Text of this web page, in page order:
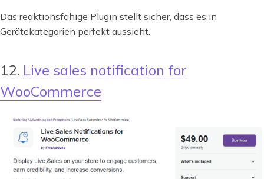
Das reaktionsfähige Plugin stellt sicher, dass es in
Gerätekategorien perfekt aussieht.
12. Live sales notification for
WooCommerce